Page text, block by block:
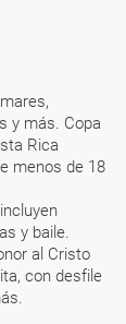
y más. Copa
Rica
menos de 18
y baile.
al Cristo
con desfile